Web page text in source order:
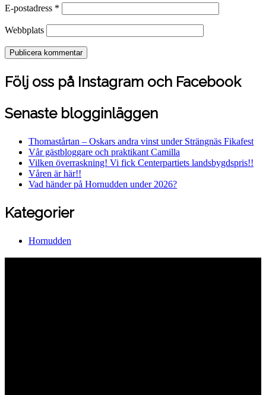
E-postadress *
Webbplats
Följ oss på Instagram och Facebook
Senaste blogginläggen
Thomastårtan – Oskars andra vinst under Strängnäs Fikafest
Vår gästbloggare och praktikant Camilla
Vilken överraskning! Vi fick Centerpartiets landsbygdspris!!
Våren är här!!
Vad händer på Hornudden under 2026?
Kategorier
Hornudden